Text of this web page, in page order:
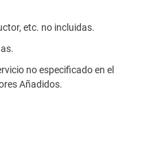
etc. no incluidas.
no especificado en el
Añadidos.